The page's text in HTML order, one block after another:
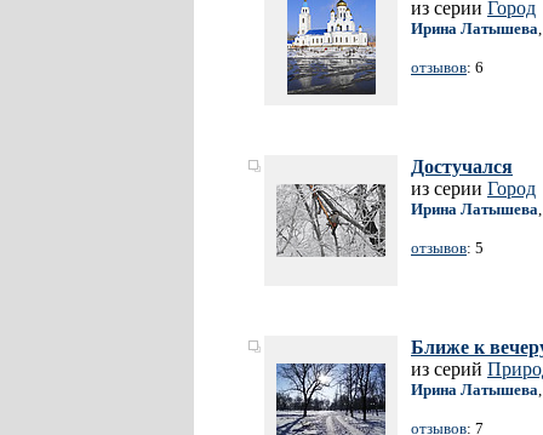
из серии Город
Ирина Латышева
отзывов: 6
Достучался
из серии Город
Ирина Латышева
отзывов: 5
Ближе к
из серий
Ирина Латышева
отзывов: 7